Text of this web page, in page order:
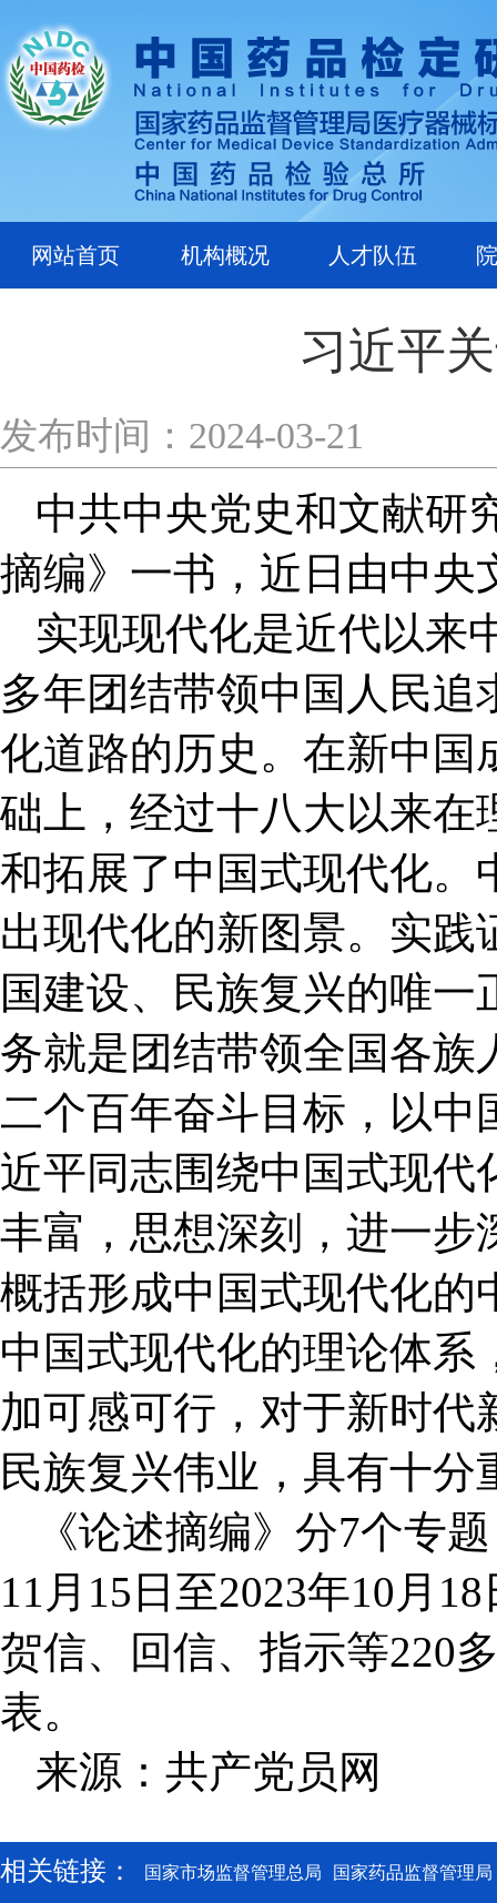
网站首页 机构概况 人才队伍
习近平
发布时间：2024-03-21
中共中央党史和文献研
摘编》一书，近日由中央
实现现代化是近代以来
多年团结带领中国人民
化道路的历史。在新中国
础上，经过十八大以来在
和拓展了中国式现代化。
出现代化的新图景。实
国建设、民族复兴的唯
务就是团结带领全国各族
二个百年奋斗目标，以中
近平同志围绕中国式现代
丰富，思想深刻，进一步
概括形成中国式现代化的
中国式现代化的理论体
加可感可行，对于新时
民族复兴伟业，具有十分
《论述摘编》分7个专
11月15日至2023年10月
贺信、回信、指示等220
表。
来源：共产党员网
相关链接： 国家市场监督管理总局 国家药品监督管理局